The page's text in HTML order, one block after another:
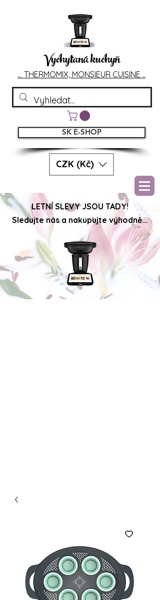
Vychytaná kuchyň
... THERMOMIX, MONSIEUR CUISINE ..
CZK (Kč)
SK E-SHOP
LETNÍ SLEVY JSOU TADY!
Sledujte nás a nakupujte výhodně...